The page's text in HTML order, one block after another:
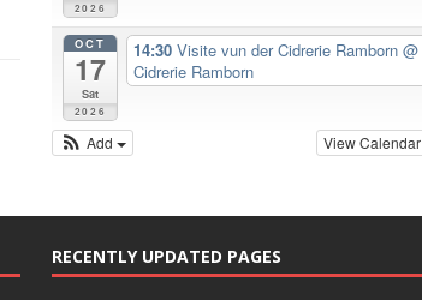
2026
OCT
17
Sat
2026
14:30Visite vun der Cidrerie Ramborn@
Cidrerie Ramborn
View Calendar
Add
RECENTLY UPDATED PAGES